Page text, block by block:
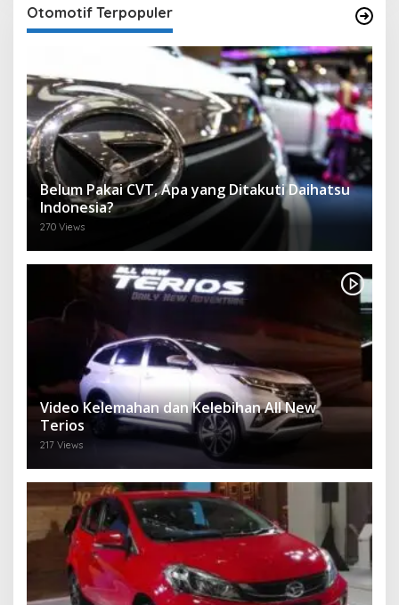
Otomotif Terpopuler
Belum Pakai CVT, Apa yang Ditakuti Daihatsu
Indonesia?
270 Views
Video Kelemahan dan Kelebihan All New
Terios
217 Views